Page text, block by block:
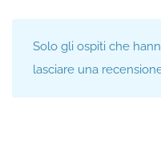
Solo gli ospiti che
lasciare una